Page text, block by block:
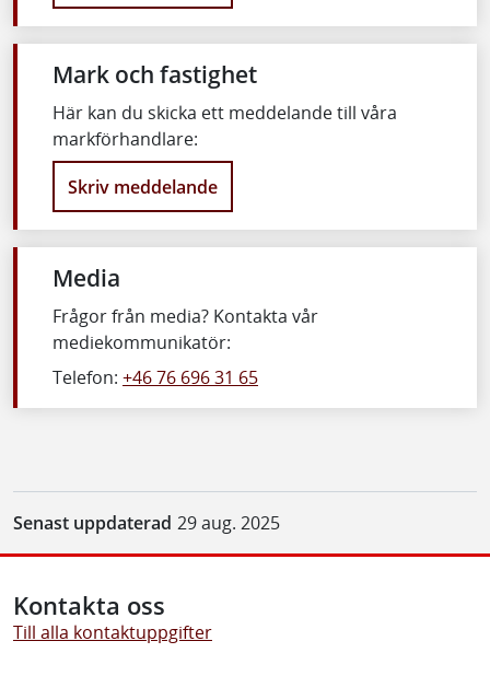
Mark och fastighet
Här kan du skicka ett meddelande till våra
markförhandlare:
Skriv meddelande
Media
Frågor från media? Kontakta vår
mediekommunikatör:
Telefon: +46 76 696 31 65
Senast uppdaterad 29 aug. 2025
Kontakta oss
Till alla kontaktuppgifter